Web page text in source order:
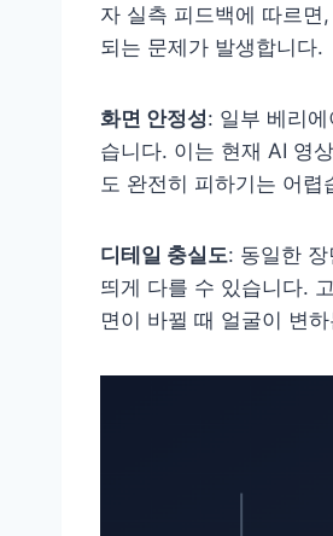
자 실측 피드백에 따르
되는 문제가 발생합니다.
화면 안정성: 일부 베리
습니다. 이는 현재 AI 영
도 완전히 피하기는 어렵
디테일 충실도: 동일한
띄게 다를 수 있습니다.
면이 바뀔 때 얼굴이 변